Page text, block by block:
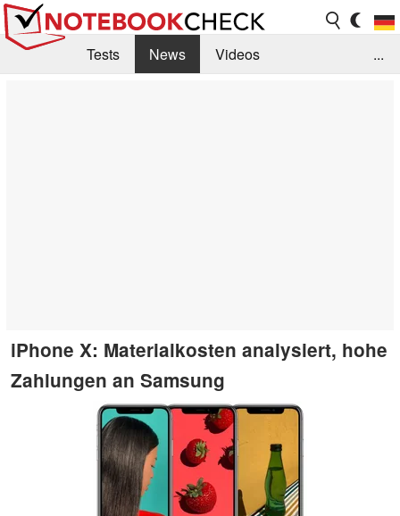
Tests News
Videos
...
iPhone X: Materialkosten analysiert, hohe
Zahlungen an Samsung